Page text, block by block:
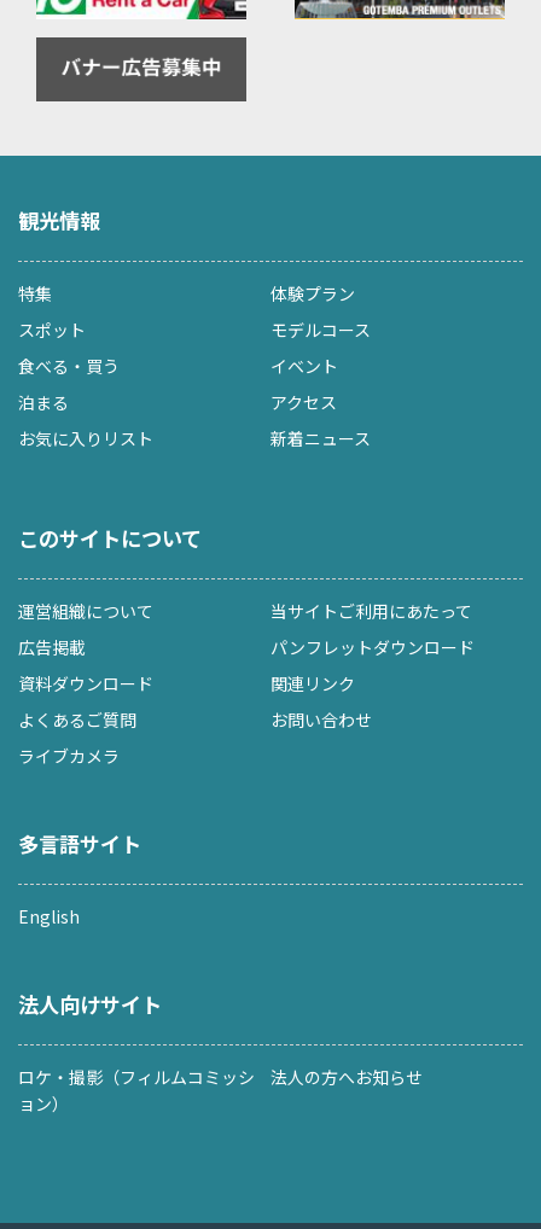
観光情報
特集
体験プラン
スポット
モデルコース
食べる・買う
イベント
泊まる
アクセス
お気に入りリスト
新着ニュース
このサイトについて
運営組織について
当サイトご利用にあたって
広告掲載
パンフレットダウンロード
資料ダウンロード
関連リンク
よくあるご質問
お問い合わせ
ライブカメラ
多言語サイト
English
法人向けサイト
ロケ・撮影（フィルムコミッシ
ョン）
法人の方へお知らせ